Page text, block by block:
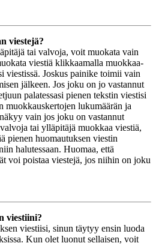
viestejä?
tai valvoja, voit muokata vain
viestiä klikkaamalla muokkaa-
viestissä. Joskus painike toimii vain
jälkeen. Jos joku on jo vastannut
palatessasi pienen tekstin viestisi
muokkauskertojen lukumäärän ja
vain jos joku on vastannut
tai ylläpitäjä muokkaa viestiä,
pienen huomautuksen viestin
halutessaan. Huomaa, että
voi poistaa viestejä, jos niihin on joku
viestiini?
viestiisi, sinun täytyy ensin luoda
Kun olet luonut sellaisen, voit